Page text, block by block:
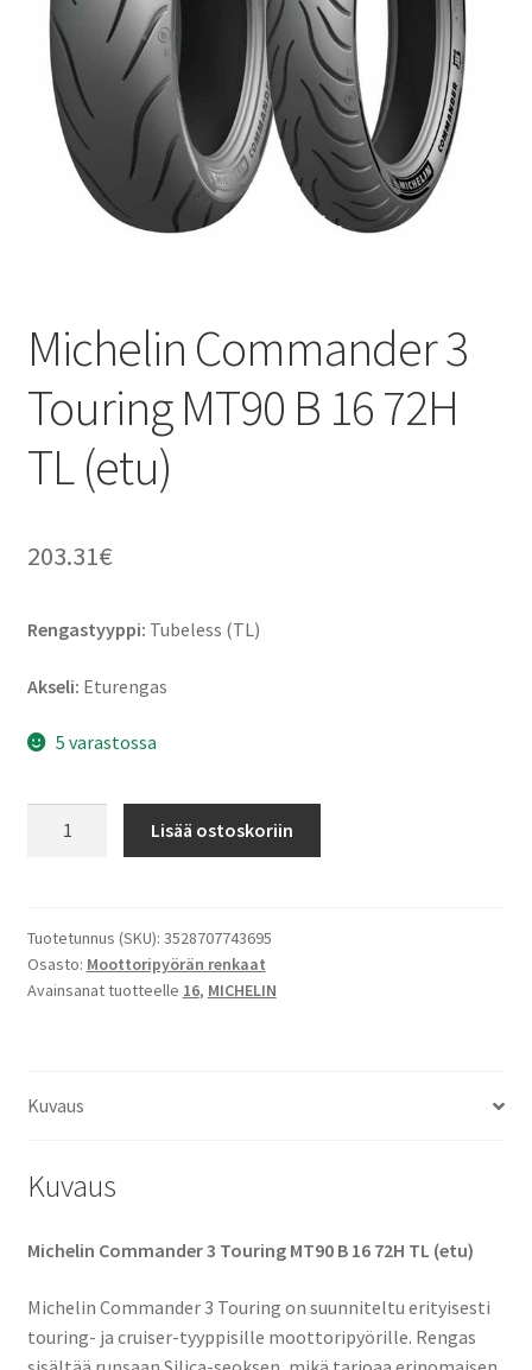
Michelin Commander 3
Touring MT90 B 16 72H
TL (etu)
203.31€
Rengastyyppi: Tubeless (TL)
Akseli: Eturengas
5 varastossa
MT90
B
16
määrä
Lisää ostoskoriin
Tuotetunnus (SKU): 3528707743695
Osasto: Moottoripyörän renkaat
Avainsanat tuotteelle 16, MICHELIN
Kuvaus
Kuvaus
Michelin Commander 3 Touring MT90 B 16 72H TL (etu)
Michelin Commander 3 Touring on suunniteltu erityisesti
touring- ja cruiser-tyyppisille moottoripyörille. Rengas